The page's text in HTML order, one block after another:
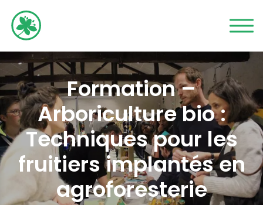
Formation –
Arboriculture bio :
Techniques pour les
fruitiers implantés en
agroforesterie